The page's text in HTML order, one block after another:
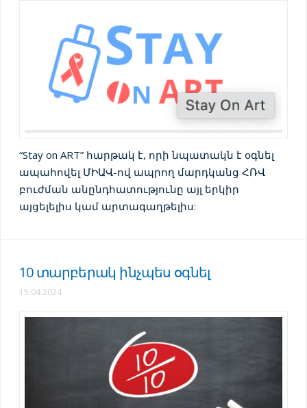
“Stay on ART” հարթակ է, որի նպատակն է օգնել
ապահովել ՄԻԱՎ-ով ապրող մարդկանց ՀՌՎ
բուժման անընդհատությունը այլ երկիր
այցելելիս կամ արտագաղթելիս:
10 տարբերակ ինչպես օգնել
15.04.2024